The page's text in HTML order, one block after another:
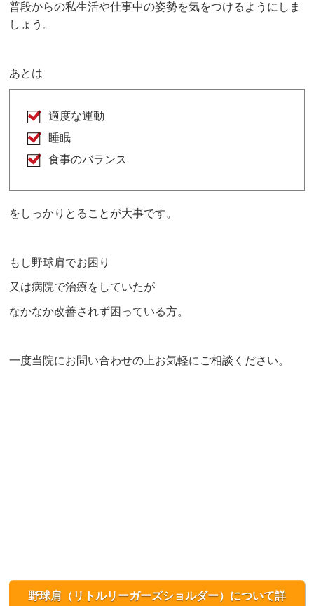
普段からの私生活や仕事中の姿勢を気をつけるようにしま
しょう。
あとは
適度な運動
睡眠
食事のバランス
をしっかりとることが大事です。
もし野球肩でお困り
又は病院で治療をしていたが
なかなか改善されず困っている方。
一度当院にお問い合わせの上お気軽にご相談ください。
野球肩（リトルリーガーズショルダー）について詳